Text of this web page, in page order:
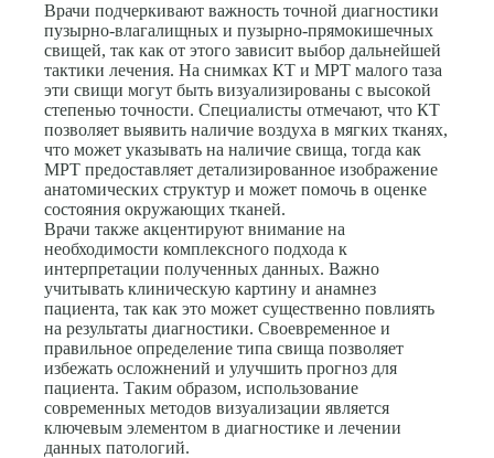
Врачи подчеркивают важность точной диагностики
пузырно-влагалищных и пузырно-прямокишечных
свищей, так как от этого зависит выбор дальнейшей
тактики лечения. На снимках КТ и МРТ малого таза
эти свищи могут быть визуализированы с высокой
степенью точности. Специалисты отмечают, что КТ
позволяет выявить наличие воздуха в мягких тканях,
что может указывать на наличие свища, тогда как
МРТ предоставляет детализированное изображение
анатомических структур и может помочь в оценке
состояния окружающих тканей.
Врачи также акцентируют внимание на
необходимости комплексного подхода к
интерпретации полученных данных. Важно
учитывать клиническую картину и анамнез
пациента, так как это может существенно повлиять
на результаты диагностики. Своевременное и
правильное определение типа свища позволяет
избежать осложнений и улучшить прогноз для
пациента. Таким образом, использование
современных методов визуализации является
ключевым элементом в диагностике и лечении
данных патологий.